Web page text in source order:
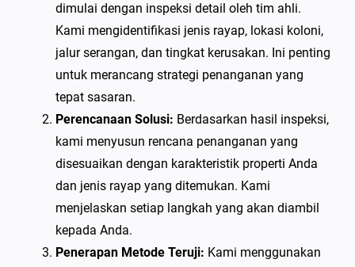
dimulai dengan inspeksi detail oleh tim ahli.
Kami mengidentifikasi jenis rayap, lokasi koloni,
jalur serangan, dan tingkat kerusakan. Ini penting
untuk merancang strategi penanganan yang
tepat sasaran.
Perencanaan Solusi: Berdasarkan hasil inspeksi,
kami menyusun rencana penanganan yang
disesuaikan dengan karakteristik properti Anda
dan jenis rayap yang ditemukan. Kami
menjelaskan setiap langkah yang akan diambil
kepada Anda.
Penerapan Metode Teruji: Kami menggunakan